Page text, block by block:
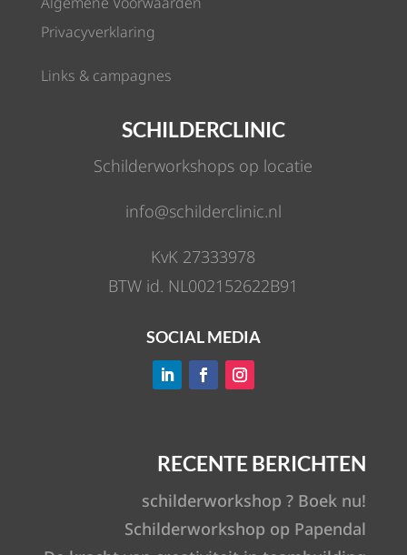
Privacyverklaring
Links & campagnes
SCHILDERCLINIC
Schilderworkshops op locatie
info@schilderclinic.nl
KvK 27333978
BTW id. NL002152622B91
SOCIAL MEDIA
RECENTE BERICHTEN
schilderworkshop ? Boek nu!
Schilderworkshop op Papendal